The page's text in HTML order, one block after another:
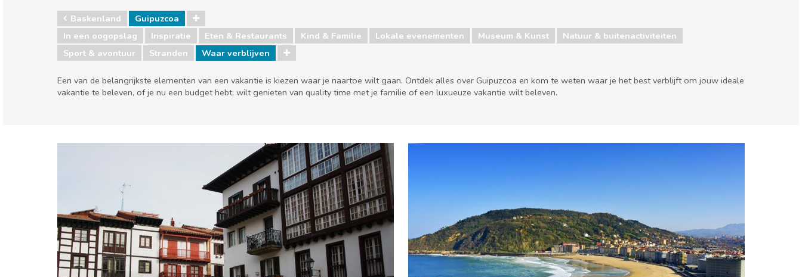
Baskenland
Guipuzcoa
In een oogopslag
Inspiratie Eten & Restaurants Kind & Familie Lokale evenementen Museum & Kunst
Natuur & buitenactiviteiten
Sport & avontuur
Stranden Waar verblijven
Een van de belangrijkste elementen van een vakantie is kiezen waar je naartoe wilt gaan. Ontdek alles over Guipuzcoa en kom te weten waar je het best verblijft om jouw ideale
vakantie te beleven, of je nu een budget hebt, wilt genieten van quality time met je familie of een luxueuze vakantie wilt beleven.
Lokale evenementen Museum & Kunst